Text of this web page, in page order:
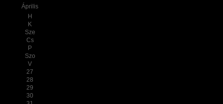
Április
H
K
Sze
Cs
P
Szo
V
27
28
29
30